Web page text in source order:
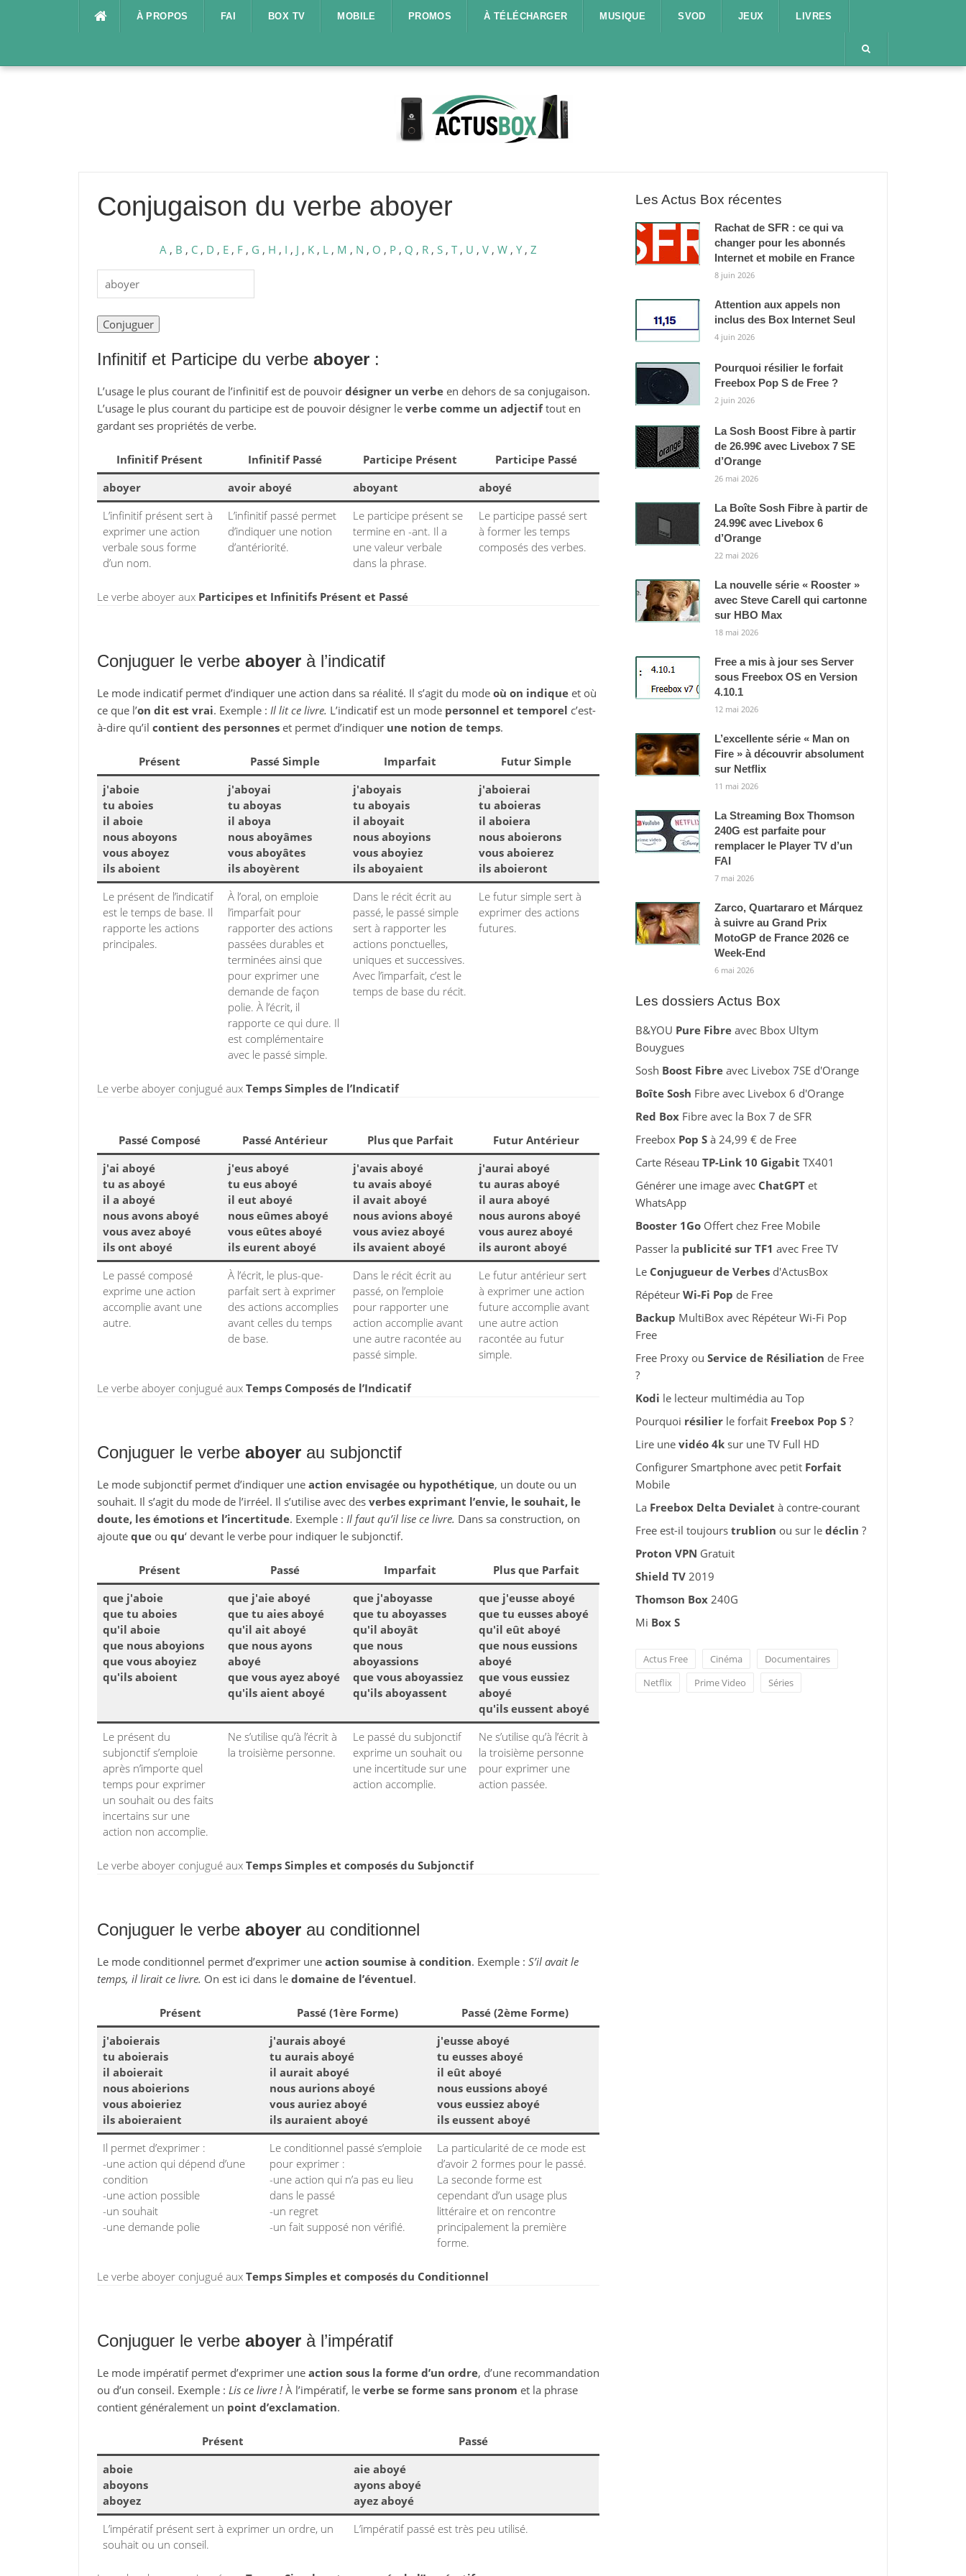
À PROPOS FAI BOX TV MOBILE PROMOS À TÉLÉCHARGER MUSIQUE SVOD JEUX LIVRES
Conjugaison du verbe aboyer
A, B , C, D , E, F, G , H , I , J , K, L, M , N , O , P, Q , R, S, T, U , V, W, Y, Z
Infinitif et Participe du verbe aboyer:
L’usage le plus courant de l’infinitif est de pouvoir désigner un verbeen dehors de sa conjugaison.
L’usage le plus courant du participe est de pouvoir désigner le verbe comme un adjectiftout en
gardant ses propriétés de verbe.
Infinitif Présent Infinitif Passé Participe Présent
Participe Passé
aboyer
avoir aboyé aboyant
aboyé
L’infinitif présent sert à
exprimer une action
verbale sous forme
d’un nom.
L’infinitif passé permet
d’indiquer une notion
d’antériorité.
Le participe présent se
termine en -ant. Il a
une valeur verbale
dans la phrase.
Le participe passé sert
à former les temps
composés des verbes.
Le verbe aboyer aux Participes et Infinitifs Présent et Passé
Conjuguer le verbe aboyerà l’indicatif
Le mode indicatif permet d’indiquer une action dans sa réalité. Il s’agit du mode où on indiqueet où
ce que l’on dit est vrai. Exemple : Il lit ce livre. L’indicatif est un mode personnel et temporel c’est-
à-dire qu’il contient des personneset permet d’indiquer une notion de temps.
Présent Passé Simple Imparfait
Futur Simple
j'aboie
tu aboies
il aboie
nous aboyons
vous aboyez
ils aboient
j'aboyai
tu aboyas
il aboya
nous aboyâmes
vous aboyâtes
ils aboyèrent
j'aboyais
tu aboyais
il aboyait
nous aboyions
vous aboyiez
ils aboyaient
j'aboierai
tu aboieras
il aboiera
nous aboierons
vous aboierez
ils aboieront
Le présent de l’indicatif
est le temps de base. Il
rapporte les actions
principales.
À l’oral, on emploie
l’imparfait pour
rapporter des actions
passées durables et
terminées ainsi que
pour exprimer une
demande de façon
polie. À l’écrit, il
rapporte ce qui dure. Il
est complémentaire
avec le passé simple.
Dans le récit écrit au
passé, le passé simple
sert à rapporter les
actions ponctuelles,
uniques et successives.
Avec l’imparfait, c’est le
temps de base du récit.
Le futur simple sert à
exprimer des actions
futures.
Le verbe aboyer conjugué aux Temps Simples de l’Indicatif
Passé Composé Passé Antérieur Plus que Parfait
Futur Antérieur
j'ai aboyé
tu as aboyé
il a aboyé
nous avons aboyé
vous avez aboyé
ils ont aboyé
j'eus aboyé
tu eus aboyé
il eut aboyé
nous eûmes aboyé
vous eûtes aboyé
ils eurent aboyé
j'avais aboyé
tu avais aboyé
il avait aboyé
nous avions aboyé
vous aviez aboyé
ils avaient aboyé
j'aurai aboyé
tu auras aboyé
il aura aboyé
nous aurons aboyé
vous aurez aboyé
ils auront aboyé
Le passé composé
exprime une action
accomplie avant une
autre.
À l’écrit, le plus-que-
parfait sert à exprimer
des actions accomplies
avant celles du temps
de base.
Dans le récit écrit au
passé, on l’emploie
pour rapporter une
action accomplie avant
une autre racontée au
passé simple.
Le futur antérieur sert
à exprimer une action
future accomplie avant
une autre action
racontée au futur
simple.
Le verbe aboyer conjugué aux Temps Composés de l’Indicatif
Conjuguer le verbe aboyerau subjonctif
Le mode subjonctif permet d’indiquer une action envisagée ou hypothétique, un doute ou un
souhait. Il s’agit du mode de l’irréel. Il s’utilise avec des verbes exprimant l’envie, le souhait, le
doute, les émotions et l’incertitude. Exemple : Il faut qu’il lise ce livre. Dans sa construction, on
ajoute queou qu‘ devant le verbe pour indiquer le subjonctif.
Présent Passé Imparfait
Plus que Parfait
que j'aboie
que tu aboies
qu'il aboie
que nous aboyions
que vous aboyiez
qu'ils aboient
que j'aie aboyé
que tu aies aboyé
qu'il ait aboyé
que nous ayons
aboyé
que vous ayez aboyé
qu'ils aient aboyé
que j'aboyasse
que tu aboyasses
qu'il aboyât
que nous
aboyassions
que vous aboyassiez
qu'ils aboyassent
que j'eusse aboyé
que tu eusses aboyé
qu'il eût aboyé
que nous eussions
aboyé
que vous eussiez
aboyé
qu'ils eussent aboyé
Le présent du
subjonctif s’emploie
après n’importe quel
temps pour exprimer
un souhait ou des faits
incertains sur une
action non accomplie.
Ne s’utilise qu’à l’écrit à
la troisième personne.
Le passé du subjonctif
exprime un souhait ou
une incertitude sur une
action accomplie.
Ne s’utilise qu’à l’écrit à
la troisième personne
pour exprimer une
action passée.
Le verbe aboyer conjugué aux Temps Simples et composés du Subjonctif
Conjuguer le verbe aboyerau conditionnel
Le mode conditionnel permet d’exprimer une action soumise à condition. Exemple : S’il avait le
temps, il lirait ce livre. On est ici dans le domaine de l’éventuel.
Présent Passé (1ère Forme)
Passé (2ème Forme)
j'aboierais
tu aboierais
il aboierait
nous aboierions
vous aboieriez
ils aboieraient
j'aurais aboyé
tu aurais aboyé
il aurait aboyé
nous aurions aboyé
vous auriez aboyé
ils auraient aboyé
j'eusse aboyé
tu eusses aboyé
il eût aboyé
nous eussions aboyé
vous eussiez aboyé
ils eussent aboyé
Il permet d’exprimer :
-une action qui dépend d’une
condition
-une action possible
-un souhait
-une demande polie
Le conditionnel passé s’emploie
pour exprimer :
-une action qui n’a pas eu lieu
dans le passé
-un regret
-un fait supposé non vérifié.
La particularité de ce mode est
d’avoir 2 formes pour le passé.
La seconde forme est
cependant d’un usage plus
littéraire et on rencontre
principalement la première
forme.
Le verbe aboyer conjugué aux Temps Simples et composés du Conditionnel
Conjuguer le verbe aboyerà l’impératif
Le mode impératif permet d’exprimer une action sous la forme d’un ordre, d’une recommandation
ou d’un conseil. Exemple : Lis ce livre !À l’impératif, le verbe se forme sans pronom et la phrase
contient généralement un point d’exclamation.
Présent
Passé
aboie
aboyons
aboyez
aie aboyé
ayons aboyé
ayez aboyé
L’impératif présent sert à exprimer un ordre, un
souhait ou un conseil.
L’impératif passé est très peu utilisé.
Les Actus Box récentes
Rachat de SFR : ce qui va
changer pour les abonnés
Internet et mobile en France
8 juin 2026
Attention aux appels non
inclus des Box Internet Seul
4 juin 2026
Pourquoi résilier le forfait
Freebox Pop S de Free ?
2 juin 2026
La Sosh Boost Fibre à partir
de 26.99€ avec Livebox 7 SE
d’Orange
26 mai 2026
La Boîte Sosh Fibre à partir de
24.99€ avec Livebox 6
d’Orange
22 mai 2026
La nouvelle série « Rooster »
avec Steve Carell qui cartonne
sur HBO Max
18 mai 2026
Free a mis à jour ses Server
sous Freebox OS en Version
4.10.1
12 mai 2026
L’excellente série « Man on
Fire » à découvrir absolument
sur Netflix
11 mai 2026
La Streaming Box Thomson
240G est parfaite pour
remplacer le Player TV d’un
FAI
7 mai 2026
Zarco, Quartararo et Márquez
à suivre au Grand Prix
MotoGP de France 2026 ce
Week-End
6 mai 2026
Les dossiers Actus Box
B&YOU Pure Fibreavec Bbox Ultym
Bouygues
Sosh Boost Fibreavec Livebox 7SE d'Orange
Boîte Sosh Fibre avec Livebox 6 d'Orange
Red BoxFibre avec la Box 7 de SFR
Freebox Pop Sà 24,99 € de Free
Carte Réseau TP-Link 10 Gigabit TX401
Générer une image avec ChatGPTet
WhatsApp
Booster 1GoOffert chez Free Mobile
Passer la publicité sur TF1 avec Free TV
Le Conjugueur de Verbesd'ActusBox
Répéteur Wi-Fi Pop de Free
Backup MultiBox avec Répéteur Wi-Fi Pop
Free
Free Proxy ou Service de Résiliation de Free
?
Kodi le lecteur multimédia au Top
Pourquoi résilierle forfait Freebox Pop S?
Lire une vidéo 4ksur une TV Full HD
Configurer Smartphone avec petit Forfait
Mobile
La Freebox Delta Devialet à contre-courant
Free est-il toujours trublion ou sur le déclin ?
Proton VPN Gratuit
Shield TV2019
Thomson Box240G
Mi Box S
Actus Free Cinéma
Documentaires
Netflix
Prime Video Séries